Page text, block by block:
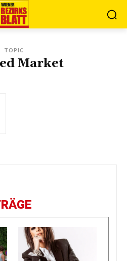
TOPIC
Market